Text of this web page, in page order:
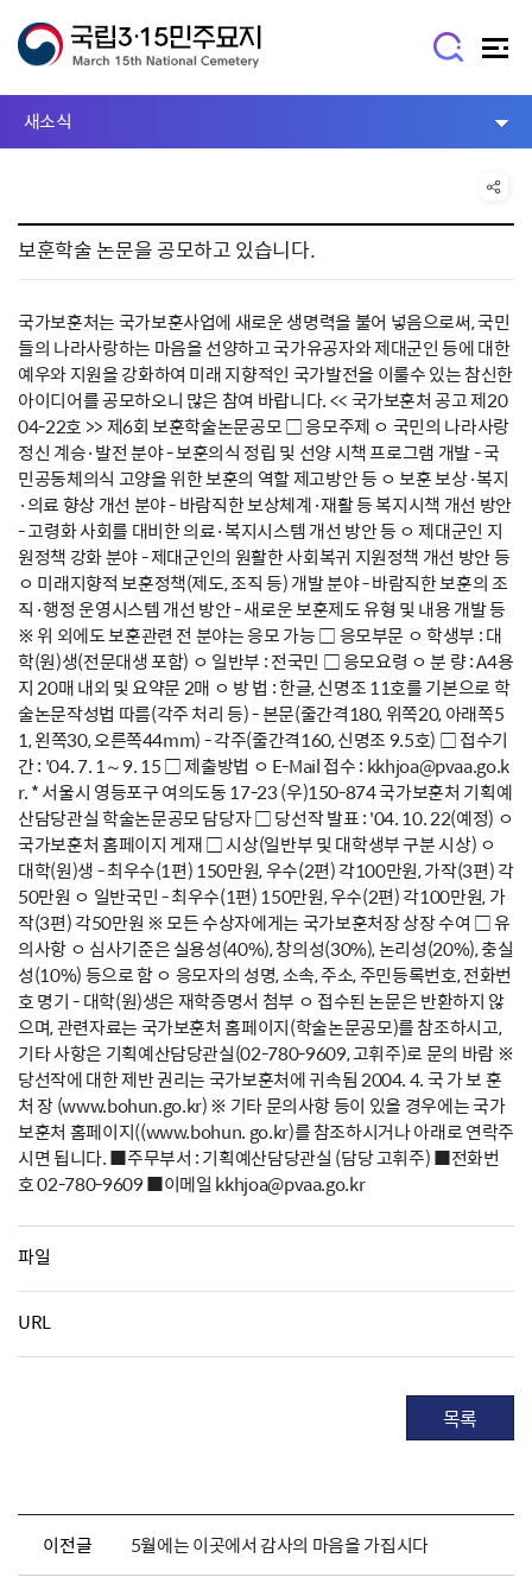
새소식
보훈학술 논문을 공모하고 있습니다.
국가보훈처는 국가보훈사업에 새로운 생명력을 불어 넣음으로써, 국민
들의 나라사랑하는 마음을 선양하고 국가유공자와 제대군인 등에 대한
예우와 지원을 강화하여 미래 지향적인 국가발전을 이룰수 있는 참신한
아이디어를 공모하오니 많은 참여 바랍니다. << 국가보훈처 공고 제20
04-22호 >> 제6회 보훈학술논문공모 □ 응모주제 ㅇ 국민의 나라사랑
정신 계승·발전 분야 - 보훈의식 정립 및 선양 시책 프로그램 개발 - 국
민공동체의식 고양을 위한 보훈의 역할 제고방안 등 ㅇ 보훈 보상·복지
·의료 향상 개선 분야 - 바람직한 보상체계·재활 등 복지시책 개선 방안
- 고령화 사회를 대비한 의료·복지시스템 개선 방안 등 ㅇ 제대군인 지
원정책 강화 분야 - 제대군인의 원활한 사회복귀 지원정책 개선 방안 등
ㅇ 미래지향적 보훈정책(제도, 조직 등) 개발 분야 - 바람직한 보훈의 조
직·행정 운영시스템 개선 방안 - 새로운 보훈제도 유형 및 내용 개발 등
※ 위 외에도 보훈관련 전 분야는 응모 가능 □ 응모부문 ㅇ 학생부 : 대
학(원)생(전문대생 포함) ㅇ 일반부 : 전국민 □ 응모요령 ㅇ 분 량 : A4용
지 20매 내외 및 요약문 2매 ㅇ 방 법 : 한글, 신명조 11호를 기본으로 학
술논문작성법 따름(각주 처리 등) - 본문(줄간격180, 위쪽20, 아래쪽5
1, 왼쪽30, 오른쪽44mm) - 각주(줄간격160, 신명조 9.5호) □ 접수기
간 : '04. 7. 1～9. 15 □ 제출방법 ㅇ E-Mail 접수 : kkhjoa@pvaa.go.k
r. * 서울시 영등포구 여의도동 17-23 (우)150-874 국가보훈처 기획예
산담당관실 학술논문공모 담당자 □ 당선작 발표 : '04. 10. 22(예정) ㅇ
국가보훈처 홈페이지 게재 □ 시상(일반부 및 대학생부 구분 시상) ㅇ
대학(원)생 - 최우수(1편) 150만원, 우수(2편) 각100만원, 가작(3편) 각
50만원 ㅇ 일반국민 - 최우수(1편) 150만원, 우수(2편) 각100만원, 가
작(3편) 각50만원 ※ 모든 수상자에게는 국가보훈처장 상장 수여 □ 유
의사항 ㅇ 심사기준은 실용성(40%), 창의성(30%), 논리성(20%), 충실
성(10%) 등으로 함 ㅇ 응모자의 성명, 소속, 주소, 주민등록번호, 전화번
호 명기 - 대학(원)생은 재학증명서 첨부 ㅇ 접수된 논문은 반환하지 않
으며, 관련자료는 국가보훈처 홈페이지(학술논문공모)를 참조하시고,
기타 사항은 기획예산담당관실(02-780-9609, 고휘주)로 문의 바람 ※
당선작에 대한 제반 권리는 국가보훈처에 귀속됨 2004. 4. 국 가 보 훈
처 장 (www.bohun.go.kr) ※ 기타 문의사항 등이 있을 경우에는 국가
보훈처 홈페이지((www.bohun. go.kr)를 참조하시거나 아래로 연락주
시면 됩니다. ■주무부서 : 기획예산담당관실 (담당 고휘주) ■전화번
호 02-780-9609 ■이메일 kkhjoa@pvaa.go.kr
파일
URL
목록
이전글 5월에는 이곳에서 감사의 마음을 가집시다